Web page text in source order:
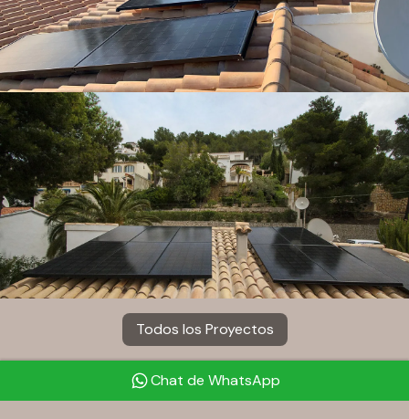
Todos los Proyectos
Chat de WhatsApp